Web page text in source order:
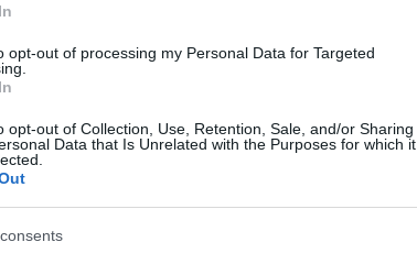
opt-out of processing my Personal Data for Targeted
opt-out of Collection, Use, Retention, Sale, and/or Sharing
Data that Is Unrelated with the Purposes for which it
annyira hülye,
kormány illegálisan finanszírozza egy
a annak politikájába is beleszólást akar.
kezdeményezést börtönviselt, bőrfejű
email: